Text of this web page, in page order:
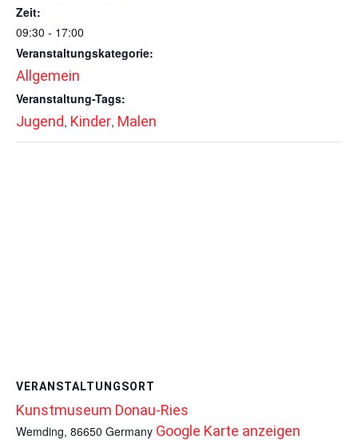
Zeit:
09:30 - 17:00
Veranstaltungskategorie:
Allgemein
Veranstaltung-Tags:
Jugend, Kinder, Malen
VERANSTALTUNGSORT
Kunstmuseum Donau-Ries
Wemding, 86650 Germany Google Karte anzeigen